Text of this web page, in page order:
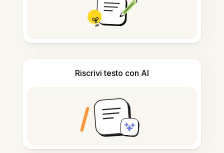
Riscrivi testo con AI